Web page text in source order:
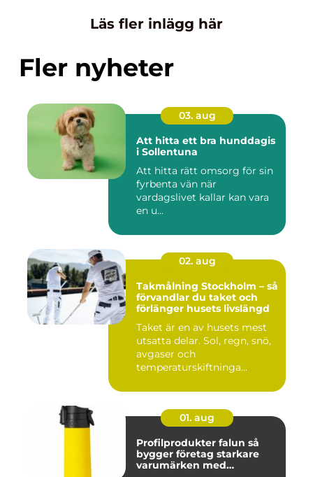
Läs fler inlägg här
Fler nyheter
03. aug
Att hitta ett bra hunddagis
i Sollentuna
Att hitta rätt omsorg för sin
fyrbenta vän när
vardagslivet kallar kan vara
en u...
02. aug
Takmålning Stockholm – så
förvandlar du taket och
förlänger husets livslängd
Taket är en av husets mest
utsatta delar. Sol, regn, snö,
avgaser och
temperaturskiftninga...
01. aug
Profilprodukter falun så
bygger företag starkare
varumärken med